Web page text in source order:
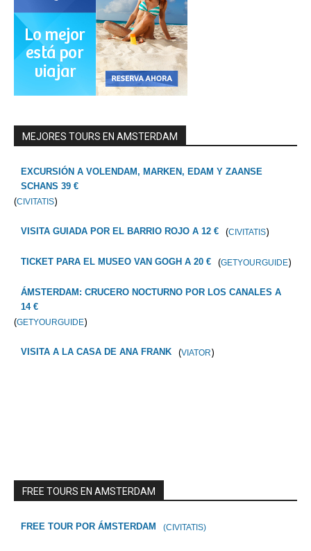
MEJORES TOURS EN AMSTERDAM
EXCURSIÓN A VOLENDAM, MARKEN, EDAM Y ZAANSE
SCHANS 39 €
(CIVITATIS)
VISITA GUIADA POR EL BARRIO ROJO A 12 € (CIVITATIS)
TICKET PARA EL MUSEO VAN GOGH A 20 € (GETYOURGUIDE)
ÁMSTERDAM: CRUCERO NOCTURNO POR LOS CANALES A
14 €
(GETYOURGUIDE)
VISITA A LA CASA DE ANA FRANK (VIATOR)
FREE TOURS EN AMSTERDAM
FREE TOUR POR ÁMSTERDAM (CIVITATIS)